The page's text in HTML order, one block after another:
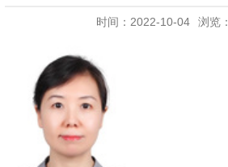
时间：2022-10-04 浏览：